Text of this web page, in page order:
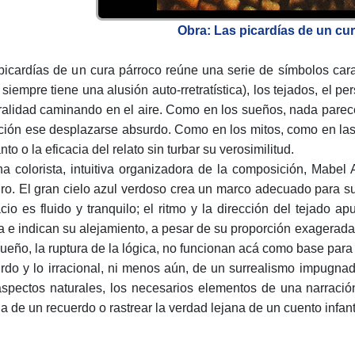
Obra: Las picardías de un
de un cura párroco reúne una serie de símbolos
tiene una alusión auto-rretratística), los tejados, el
caminando en el aire. Como en los sueños, nada
ese desplazarse absurdo. Como en los mitos, como en
o la eficacia del relato sin turbar su verosimilitud.
colorista, intuitiva organizadora de la composición,
El gran cielo azul verdoso crea un marco adecuado para
es fluido y tranquilo; el ritmo y la dirección del tejado
e indican su alejamiento, a pesar de su proporción
la ruptura de la lógica, no funcionan acá como base
y lo irracional, ni menos aún, de un surrealismo
naturales, los necesarios elementos de una
de un recuerdo o rastrear la verdad lejana de un cuento